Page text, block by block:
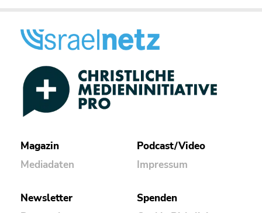
Magazin
Mediadaten
Podcast/Video
Impressum
Newsletter
Spenden